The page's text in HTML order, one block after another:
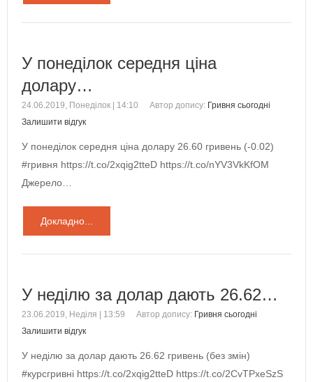
У понеділок середня ціна
долару…
24.06.2019, Понеділок | 14:10 Автор допису: Гривня сьогодні
Залишити відгук
У понеділок середня ціна долару 26.60 гривень (-0.02)
#гривня https://t.co/2xqig2tteD https://t.co/nYV3VkKfOM
Джерело…
Докладно...
У неділю за долар дають 26.62…
23.06.2019, Неділя | 13:59 Автор допису: Гривня сьогодні
Залишити відгук
У неділю за долар дають 26.62 гривень (без змін)
#курсгривні https://t.co/2xqig2tteD https://t.co/2CvTPxeSzS